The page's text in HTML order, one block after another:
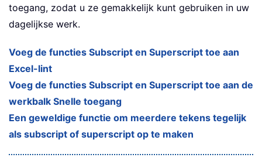
toegang, zodat u ze gemakkelijk kunt gebruiken in uw
dagelijkse werk.
Voeg de functies Subscript en Superscript toe aan
Excel-lint
Voeg de functies Subscript en Superscript toe aan de
werkbalk Snelle toegang
Een geweldige functie om meerdere tekens tegelijk
als subscript of superscript op te maken